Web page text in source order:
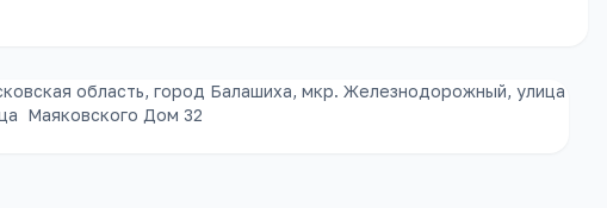
область, город Балашиха, мкр. Железнодорожный, улица
Маяковского Дом 32